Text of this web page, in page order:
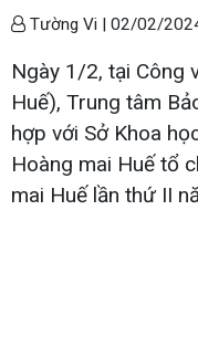
Tường Vi | 02/02/
Ngày 1/2, tại Công
Huế), Trung tâm
hợp với Sở Khoa
Hoàng mai Huế tổ
mai Huế lần thứ II